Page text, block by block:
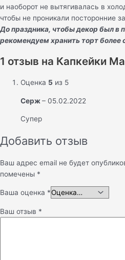
и наоборот не вытягивалась в
чтобы не проникали посторонние
До праздника, чтобы декор был в
рекомендуем хранить торт более
1 отзыв на Капкейки
Оценка 5 из 5
Серж– 05.02.2022
Супер
Добавить отзыв
Ваш адрес email не будет
помечены *
Ваша оценка *
Ваш отзыв *